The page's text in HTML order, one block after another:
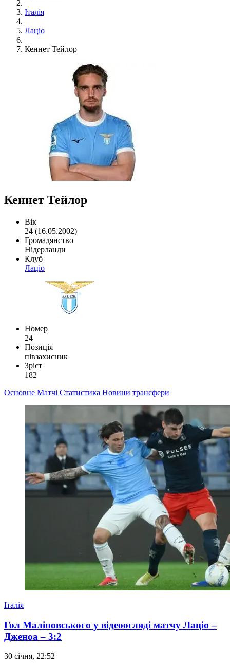
Італія
Лаціо
Кеннет Тейлор
Кеннет Тейлор
Вік
24 (16.05.2002)
Громадянство
Нідерланди
Клуб
Лаціо
Номер
24
Позиція
півзахисник
Зріст
182
Основне Матчі Статистика Новини трансфери
Італія
Гол Маліновського у відеоогляді матчу Лаціо –
Дженоа – 3:2
30 січня, 22:52